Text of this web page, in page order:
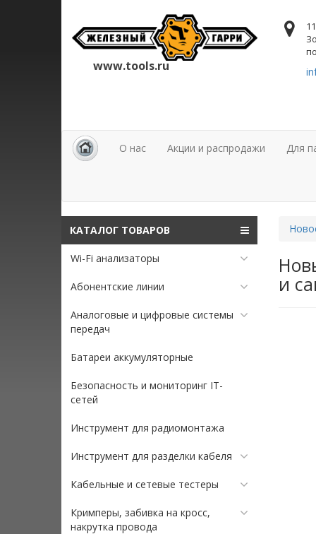
www.tools.ru
О нас Акции и распродажи Для
КАТАЛОГ ТОВАРОВ
Wi-Fi анализаторы
Абонентские линии
Аналоговые и цифровые системы
передач
Батареи аккумуляторные
Безопасность и мониторинг IT-
сетей
Инструмент для радиомонтажа
Инструмент для разделки кабеля
Кабельные и сетевые тестеры
Кримперы, забивка на кросс,
накрутка провода
и